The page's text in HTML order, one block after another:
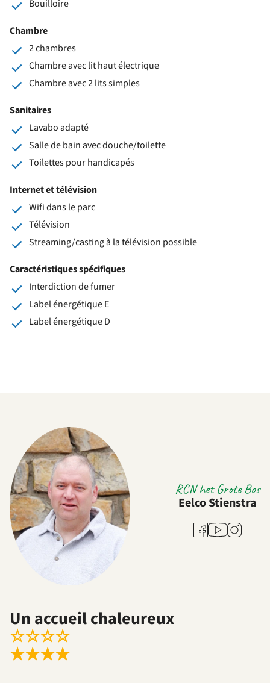
Bouilloire
Chambre
2 chambres
Chambre avec lit haut électrique
Chambre avec 2 lits simples
Sanitaires
Lavabo adapté
Salle de bain avec douche/toilette
Toilettes pour handicapés
Internet et télévision
Wifi dans le parc
Télévision
Streaming/casting à la télévision possible
Caractéristiques spécifiques
Interdiction de fumer
Label énergétique E
Label énergétique D
RCN het Grote Bos
Eelco Stienstra
Facebook
YoutubeInstagram
Un accueil chaleureux
☆☆☆☆
★★★★